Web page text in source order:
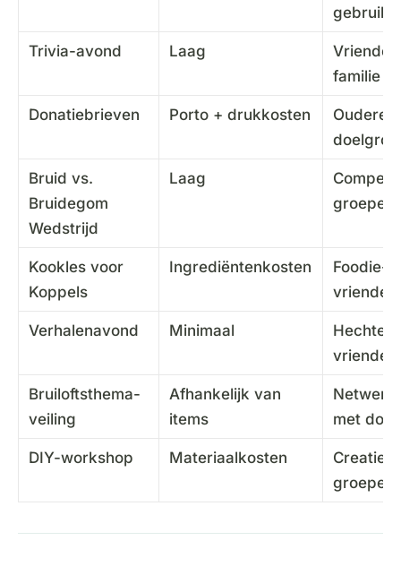
Trivia-avond Laag
familie
Donatiebrieven Porto + drukkosten
Oudere
Bruid vs.
Bruidegom
Wedstrijd
Laag
groepen
Kookles voor
Koppels
Ingrediëntenkosten
Foodie-
vrienden
Verhalenavond Minimaal
Hechte
Bruiloftsthema-
veiling
Afhankelijk van
items
met
DIY-workshop Materiaalkosten
groepen